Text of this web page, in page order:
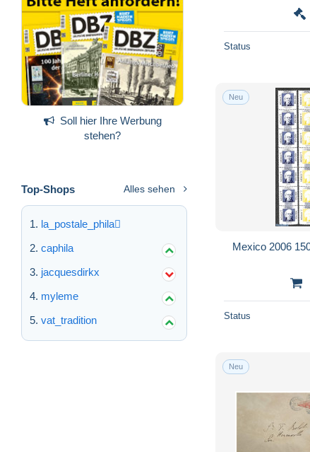
Soll hier Ihre Werbung
stehen?
Top-Shops Alles sehen
la_postale_phila
caphila
jacquesdirkx
myleme
vat_tradition
Status
Neu
Mexico 2006
Status
Neu